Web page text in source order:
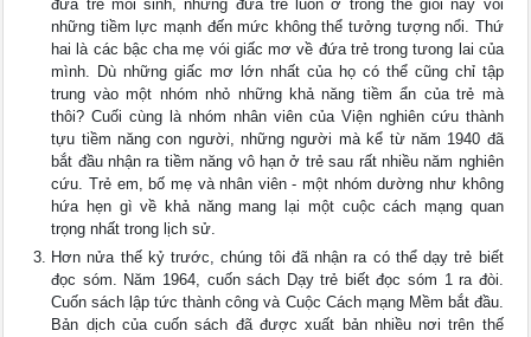
đứa trẻ mói sinh, những đứa trẻ luôn ở trong thế giói này vói
những tiềm lực mạnh đến mức không thể tưởng tượng nổi. Thứ
hai là các bậc cha mẹ vói giấc mơ về đứa trẻ trong tưong lai của
mình. Dù những giấc mơ lớn nhất của họ có thể cũng chỉ tập
trung vào một nhóm nhỏ những khả năng tiềm ẩn của trẻ mà
thôi? Cuối cùng là nhóm nhân viên của Viện nghiên cứu thành
tựu tiềm năng con người, những người mà kể từ năm 1940 đã
bắt đầu nhận ra tiềm năng vô hạn ở trẻ sau rất nhiều năm nghiên
cứu. Trẻ em, bố mẹ và nhân viên - một nhóm dường như không
hứa hẹn gì về khả năng mang lại một cuộc cách mạng quan
trọng nhất trong lịch sử.
Hơn nửa thế kỷ trước, chúng tôi đã nhận ra có thể dạy trẻ biết
đọc sóm. Năm 1964, cuốn sách Dạy trẻ biết đọc sóm 1 ra đòi.
Cuốn sách lập tức thành công và Cuộc Cách mạng Mềm bắt đầu.
Bản dịch của cuốn sách đã được xuất bản nhiều nơi trên thế